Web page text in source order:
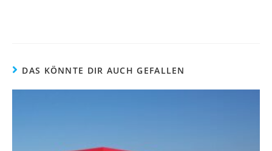
DAS KÖNNTE DIR AUCH GEFALLEN